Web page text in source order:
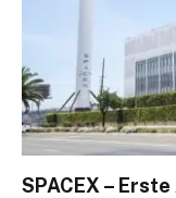
SPACEX –